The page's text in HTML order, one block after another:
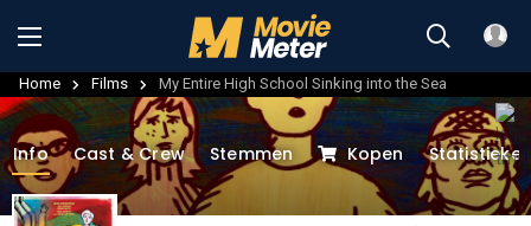
Home Films My Entire High School Sinking into the Sea
Info Cast & Crew Stemmen Kopen